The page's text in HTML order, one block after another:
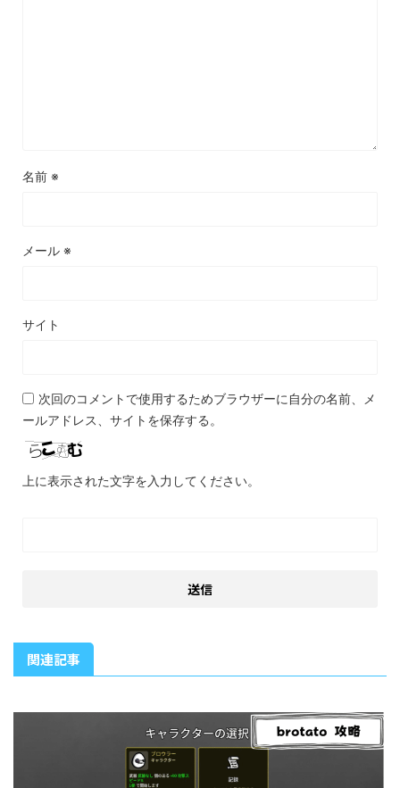
名前 ※
メール ※
サイト
次回のコメントで使用するためブラウザーに自分の名前、メ
ールアドレス、サイトを保存する。
上に表示された文字を入力してください。
関連記事